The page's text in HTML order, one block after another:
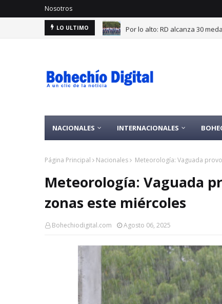
Nosotros
LO ULTIMO Por lo alto: RD alcanza 30
NACIONALES INTERNACIONALES
Página Principal Nacionales Meteorología: Vaguada
Meteorología: Vaguada
zonas este miércoles
Bohechiodigital.com Agosto 06, 2025